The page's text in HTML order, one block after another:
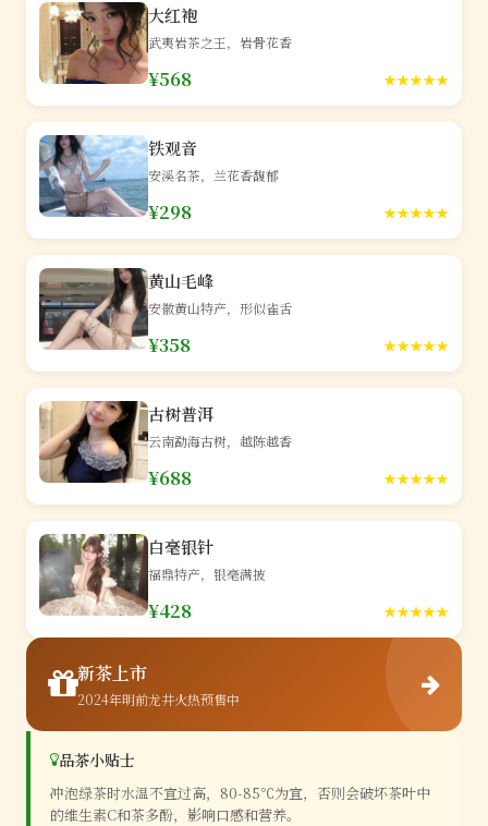
大红袍
武夷岩茶之王，岩骨花香
¥568 ★★★★★
铁观音
安溪名茶，兰花香馥郁
¥298 ★★★★★
黄山毛峰
安徽黄山特产，形似雀舌
¥358 ★★★★★
古树普洱
云南勐海古树，越陈越香
¥688 ★★★★★
白毫银针
福鼎特产，银毫满披
¥428 ★★★★★
新茶上市
2024年明前龙井火热预售中
品茶小贴士
冲泡绿茶时水温不宜过高，80-85℃为宜，否则会破坏茶叶中
的维生素C和茶多酚，影响口感和营养。